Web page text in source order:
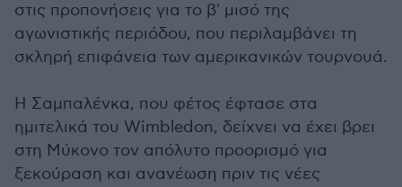
στις προπονήσεις για το β' μισό της
αγωνιστικής περιόδου, που περιλαμβάνει τη
σκληρή επιφάνεια των αμερικανικών τουρνουά.
Η Σαμπαλένκα, που φέτος έφτασε στα
ημιτελικά του Wimbledon, δείχνει να έχει βρει
στη Μύκονο τον απόλυτο προορισμό για
ξεκούραση και ανανέωση πριν τις νέες